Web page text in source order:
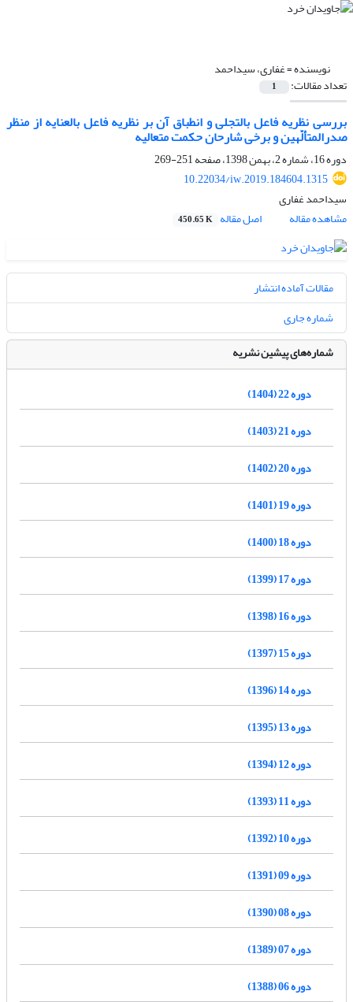
نویسنده =غفاری، سیداحمد
تعداد مقالات: 1
بررسی نظریه فاعل بالتجلی و انطباق آن بر نظریه فاعل بالعنایه از منظر
صدرالمتألّهین و برخی شارحان حکمت متعالیه
دوره 16، شماره 2، بهمن 1398، صفحه
251-269
10.22034/iw.2019.184604.1315
سیداحمد غفاری
مشاهده مقاله
اصل مقاله 450.65 K
مقالات آماده انتشار
شماره جاری
شماره‌های پیشین نشریه
دوره 22 (1404)
دوره 21 (1403)
دوره 20 (1402)
دوره 19 (1401)
دوره 18 (1400)
دوره 17 (1399)
دوره 16 (1398)
دوره 15 (1397)
دوره 14 (1396)
دوره 13 (1395)
دوره 12 (1394)
دوره 11 (1393)
دوره 10 (1392)
دوره 09 (1391)
دوره 08 (1390)
دوره 07 (1389)
دوره 06 (1388)